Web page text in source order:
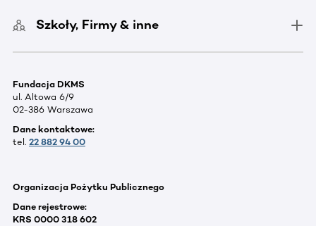
Szkoły, Firmy & inne
Fundacja DKMS
ul. Altowa 6/9
02-386 Warszawa
Dane kontaktowe:
tel. 22 882 94 00
Organizacja Pożytku Publicznego
Dane rejestrowe:
KRS 0000 318 602